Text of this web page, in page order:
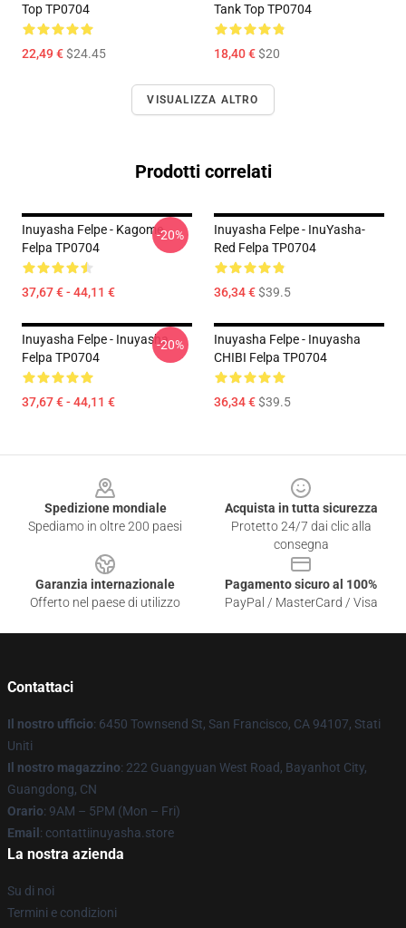
Top TP0704
22,49 €$24.45
Tank Top TP0704
18,40 €$20
VISUALIZZA ALTRO
Prodotti correlati
Inuyasha Felpe - Kagome
Felpa TP0704
37,67 € - 44,11 €
-20%
Inuyasha Felpe - InuYasha-
Red Felpa TP0704
36,34 €$39.5
Inuyasha Felpe - Inuyasha
Felpa TP0704
37,67 € - 44,11 €
-20%
Inuyasha Felpe - Inuyasha
CHIBI Felpa TP0704
36,34 €$39.5
Spedizione mondiale
Spediamo in oltre 200 paesi
Acquista in tutta sicurezza
Protetto 24/7 dai clic alla
consegna
Garanzia internazionale
Offerto nel paese di utilizzo
Pagamento sicuro al 100%
PayPal / MasterCard / Visa
Contattaci
Il nostro ufficio: 6450 Townsend St, San Francisco, CA 94107, Stati
Uniti
Il nostro magazzino: 222 Guangyuan West Road, Bayanhot City,
Guangdong, CN
Orario: 9AM – 5PM (Mon – Fri)
Email : contattiinuyasha.store
La nostra azienda
Su di noi
Termini e condizioni